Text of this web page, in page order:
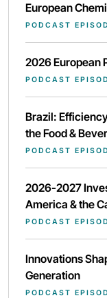
European
PODCAST
2026 European
PODCAST
Brazil:
the Food &
PODCAST
2026-2027
America & the
PODCAST
Innovations
Generation
PODCAST